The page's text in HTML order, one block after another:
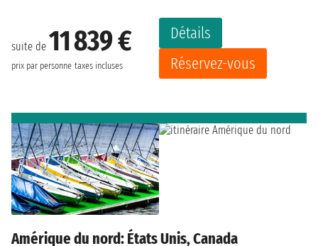
suite de 11 839 €
prix par personne taxes incluses
Détails
Réservez-vous
Amérique du nord: États Unis, Canada